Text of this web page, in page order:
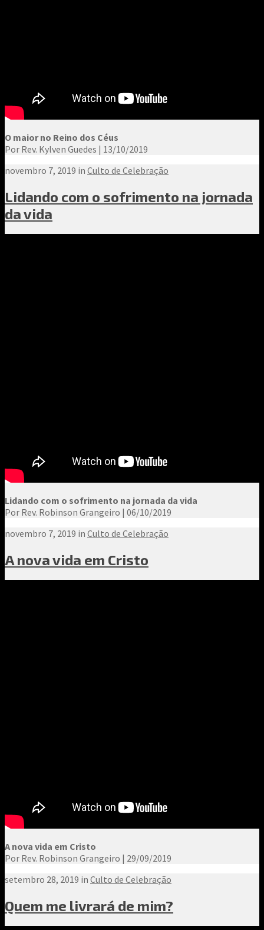
O maior no Reino dos Céus
Por Rev. Kylven Guedes | 13/10/2019
novembro 7, 2019 in Culto de Celebração
Lidando com o sofrimento na jornada
da vida
Lidando com o sofrimento na jornada da vida
Por Rev. Robinson Grangeiro | 06/10/2019
novembro 7, 2019 in Culto de Celebração
A nova vida em Cristo
A nova vida em Cristo
Por Rev. Robinson Grangeiro | 29/09/2019
setembro 28, 2019 in Culto de Celebração
Quem me livrará de mim?